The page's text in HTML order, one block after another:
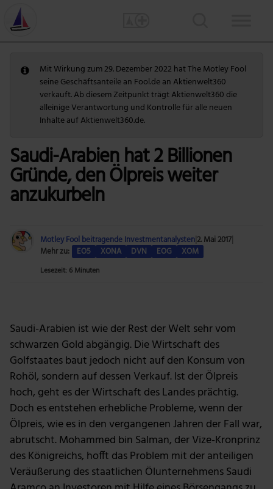
Mit Wirkung zum 29. Dezember 2022 hat The Motley Fool
seine Geschäftsanteile an Fool.de an Aktienwelt360
verkauft. Ab diesem Zeitpunkt trägt Aktienwelt360 die
alleinige Verantwortung und Kontrolle für alle neuen
Inhalte auf Aktienwelt360.de.
Saudi-Arabien hat 2 Billionen
Gründe, den Ölpreis weiter
anzukurbeln
Motley Fool beitragende Investmentanalysten2. Mai 2017
Mehr zu:
EO5 XONA DVN EOG XOM
Lesezeit: 6 Minuten
Saudi-Arabien ist wie der Rest der Welt sehr vom
schwarzen Gold abgängig. Die Wirtschaft des
Golfstaates baut jedoch nicht auf den Konsum von
Rohöl, sondern auf dessen Verkauf. Ist der Ölpreis
hoch, geht es der Wirtschaft des Landes prächtig.
Doch es entstehen erhebliche Probleme, wenn der
Ölpreis, wie es in den vergangenen Jahren der Fall war,
abrutscht. Mohammed bin Salman, der Vize-Kronprinz
des Königreichs, hofft das Problem mit der anteiligen
Veräußerung des staatlichen Ölunternehmens Saudi